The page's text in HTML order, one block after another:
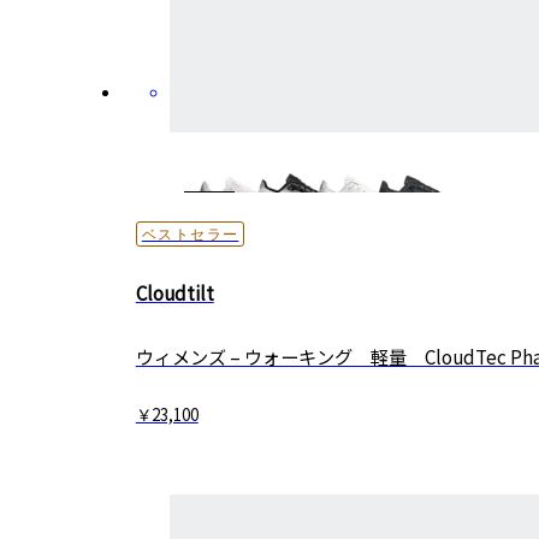
ベストセラー
Cloudtilt
ウィメンズ – ウォーキング 軽量 CloudTec
￥23,100